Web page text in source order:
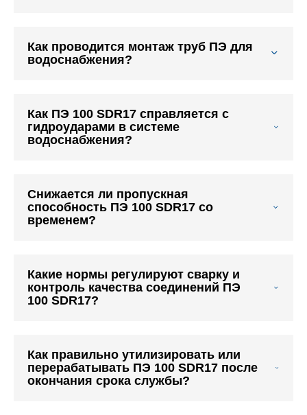
Как проводится монтаж труб ПЭ для
водоснабжения?
Как ПЭ 100 SDR17 справляется с
гидроударами в системе
водоснабжения?
Снижается ли пропускная
способность ПЭ 100 SDR17 со
временем?
Какие нормы регулируют сварку и
контроль качества соединений ПЭ
100 SDR17?
Как правильно утилизировать или
перерабатывать ПЭ 100 SDR17 после
окончания срока службы?